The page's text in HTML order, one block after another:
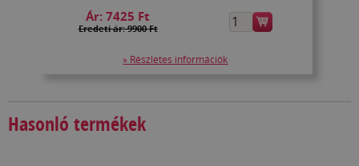
Ár:7425 Ft
Eredeti ár: 9900 Ft
» Részletes információk
Hasonló termékek